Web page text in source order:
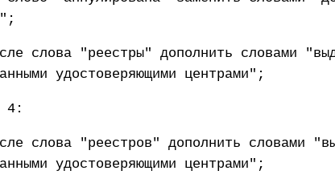
слова "реестры" дополнить словами
удостоверяющими центрами";
4:
слова "реестров" дополнить словами
удостоверяющими центрами";